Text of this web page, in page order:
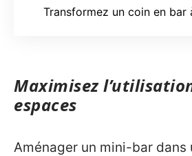
Transformez un coin en bar
Maximisez
espaces
Aménager un mini-bar dans